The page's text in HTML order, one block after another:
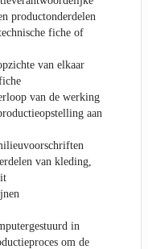
productonderdelen
fiche of
van elkaar
van de werking
aan
van kleding,
in
om de